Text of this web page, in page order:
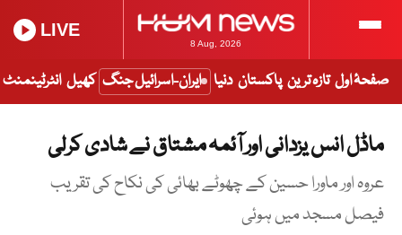
8 Aug, 2026
LIVE
صفحۂ اول تازہ ترین پاکستان دنیا ایران-اسرائیل جنگ کھیل انٹرٹینمنٹ
ماڈل انس یزدانی اور آئمہ مشتاق نے شادی کرلی
عروہ اور ماورا حسین کے چھوٹے بھائی کی نکاح کی تقریب
فیصل مسجد میں ہوئی